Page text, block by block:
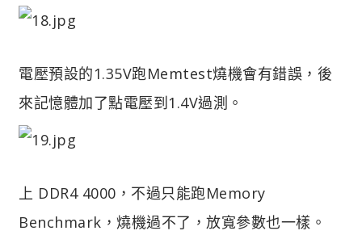
電壓預設的1.35V跑Memtest燒機會有錯誤，後
來記憶體加了點電壓到1.4V過測。
上 DDR4 4000，不過只能跑Memory
Benchmark，燒機過不了，放寬參數也一樣。